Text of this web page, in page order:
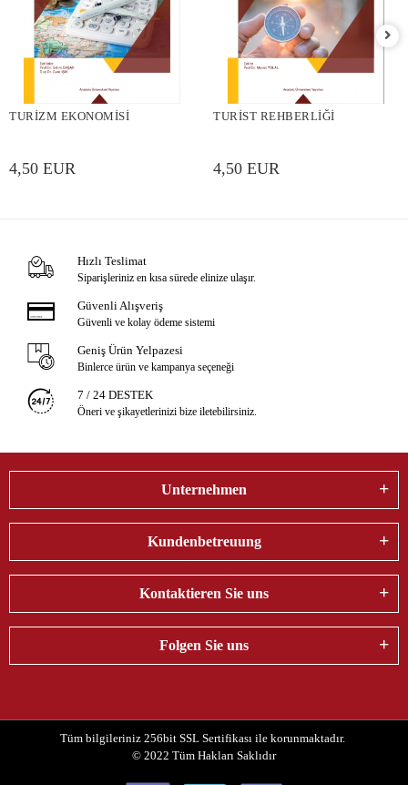
TURİZM EKONOMİSİ
4,50 EUR
TURİST REHBERLİĞİ
4,50 EUR
Hızlı Teslimat
Siparişleriniz en kısa sürede elinize ulaşır.
Güvenli Alışveriş
Güvenli ve kolay ödeme sistemi
Geniş Ürün Yelpazesi
Binlerce ürün ve kampanya seçeneği
7 / 24 DESTEK
Öneri ve şikayetlerinizi bize iletebilirsiniz.
Unternehmen
Kundenbetreuung
Kontaktieren Sie uns
Folgen Sie uns
Tüm bilgileriniz 256bit SSL Sertifikası ile korunmaktadır.
© 2022 Tüm Hakları Saklıdır